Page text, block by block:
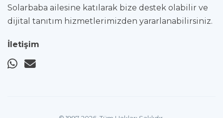
Solarbaba ailesine katılarak bize destek olabilir ve
dijital tanıtım hizmetlerimizden yararlanabilirsiniz.
İletişim